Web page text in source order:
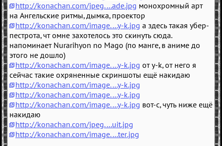
http://konachan.com/jpeg....ade.jpg монохромный арт
на Ангельские ритмы, дымка, проектор
http://konachan.com/image....y-k.jpg а здесь такая убер-
пестрота, чт омне захотелось это скинуть сюда.
напоминает Nurarihyon no Mago (по манге, в аниме до
этого не дошло)
http://konachan.com/image....y-k.jpg от y-k, от него я
сейчас такие охряненные скриншоты ещё накидаю
http://konachan.com/image....y-k.jpg
http://konachan.com/image....y-k.jpg
http://konachan.com/image....y-k.jpg вот-с, чуть ниже ещё
накидаю
http://konachan.com/jpeg....uit.jpg
http://konachan.com/image....ter.jpg